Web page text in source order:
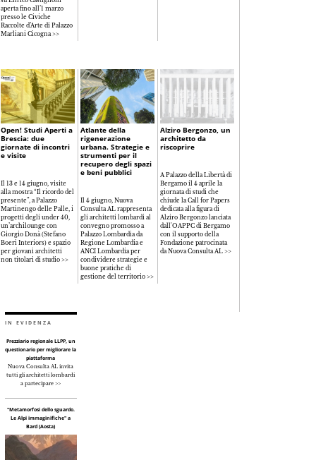
aperta fino all’1 marzo
presso le Civiche
Raccolte d’Arte di Palazzo
Marliani Cicogna >>
Open! Studi Aperti a
Brescia: due
giornate di incontri
e visite
Il 13 e 14 giugno, visite
alla mostra “Il ricordo del
presente”, a Palazzo
Martinengo delle Palle, i
progetti degli under 40,
un’archilounge con
Giorgio Donà (Stefano
Boeri Interiors) e spazio
per giovani architetti
non titolari di studio >>
Atlante della
rigenerazione
urbana. Strategie e
strumenti per il
recupero degli spazi
e beni pubblici
Il 4 giugno, Nuova
Consulta AL rappresenta
gli architetti lombardi al
convegno promosso a
Palazzo Lombardia da
Regione Lombardia e
ANCI Lombardia per
condividere strategie e
buone pratiche di
gestione del territorio >>
Alziro Bergonzo, un
architetto da
riscoprire
A Palazzo della Libertà di
Bergamo il 4 aprile la
giornata di studi che
chiude la Call for Papers
dedicata alla figura di
Alziro Bergonzo lanciata
dall'OAPPC di Bergamo
con il supporto della
Fondazione patrocinata
da Nuova Consulta AL >>
IN EVIDENZA
Prezziario regionale LLPP, un
questionario per migliorare la
piattaforma
Nuova Consulta AL invita
tutti gli architetti lombardi
a partecipare >>
"Metamorfosi dello sguardo.
Le Alpi immaginifiche" a
Bard (Aosta)